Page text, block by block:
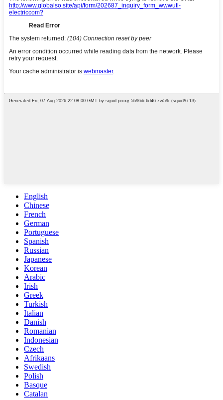
English
Chinese
French
German
Portuguese
Spanish
Russian
Japanese
Korean
Arabic
Irish
Greek
Turkish
Italian
Danish
Romanian
Indonesian
Czech
Afrikaans
Swedish
Polish
Basque
Catalan